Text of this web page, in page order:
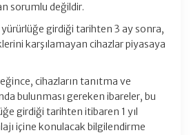
sorumlu değildir.
girdiği tarihten 3 ay sonra,
karşılamayan cihazlar piyasaya
cihazların tanıtma ve
bulunması gereken ibareler, bu
girdiği tarihten itibaren 1 yıl
içine konulacak bilgilendirme